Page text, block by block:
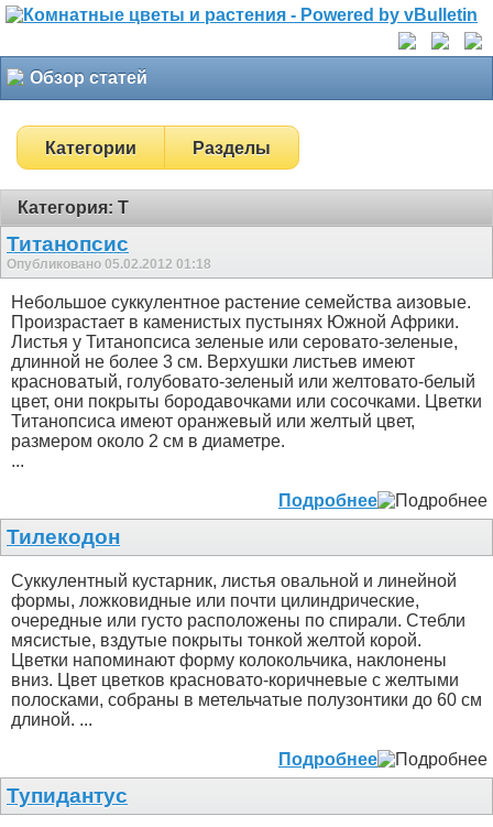
Обзор статей
Категории Разделы
Категория: Т
Титанопсис
Опубликовано 05.02.2012 01:18
Небольшое суккулентное растение семейства аизовые.
Произрастает в каменистых пустынях Южной Африки.
Листья у Титанопсиса зеленые или серовато-зеленые,
длинной не более 3 см. Верхушки листьев имеют
красноватый, голубовато-зеленый или желтовато-белый
цвет, они покрыты бородавочками или сосочками. Цветки
Титанопсиса имеют оранжевый или желтый цвет,
размером около 2 см в диаметре.
...
Подробнее
Тилекодон
Суккулентный кустарник, листья овальной и линейной
формы, ложковидные или почти цилиндрические,
очередные или густо расположены по спирали. Стебли
мясистые, вздутые покрыты тонкой желтой корой.
Цветки напоминают форму колокольчика, наклонены
вниз. Цвет цветков красновато-коричневые с желтыми
полосками, собраны в метельчатые полузонтики до 60 см
длиной. ...
Подробнее
Тупидантус